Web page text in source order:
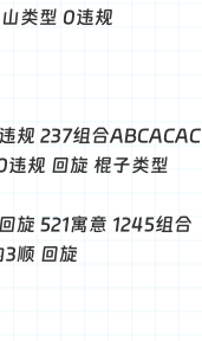
类型 0违规
237组合ABCACAC
规 回旋 棍子类型
521寓意 1245组合
顺 回旋